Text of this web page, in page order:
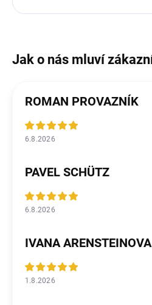
ROMAN PROVAZNÍK
6.8.2026
PAVEL SCHÜTZ
6.8.2026
IVANA ARENSTEINOVA
1.8.2026